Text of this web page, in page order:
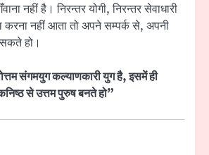
नहीं है। निरन्तर योगी, निरन्तर सेवाधारी
करना नहीं आता तो अपने सम्पर्क से, अपनी
हो।
संगमयुग कल्याणकारी युग है, इसमें ही
से उत्तम पुरुष बनते हो”